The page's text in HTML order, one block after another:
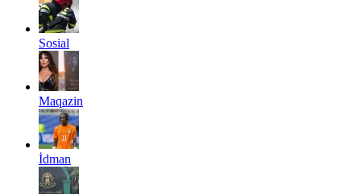
Sosial
Maqazin
İdman